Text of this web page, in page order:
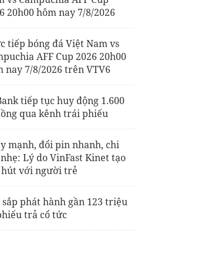
20h00 hôm nay 7/8/2026
tiếp bóng đá Việt Nam vs
AFF Cup 2026 20h00
nay 7/8/2026 trên VTV6
tiếp tục huy động 1.600
qua kênh trái phiếu
mạnh, đổi pin nhanh, chi
Lý do VinFast Kinet tạo
hút với người trẻ
sắp phát hành gần 123 triệu
trả cổ tức